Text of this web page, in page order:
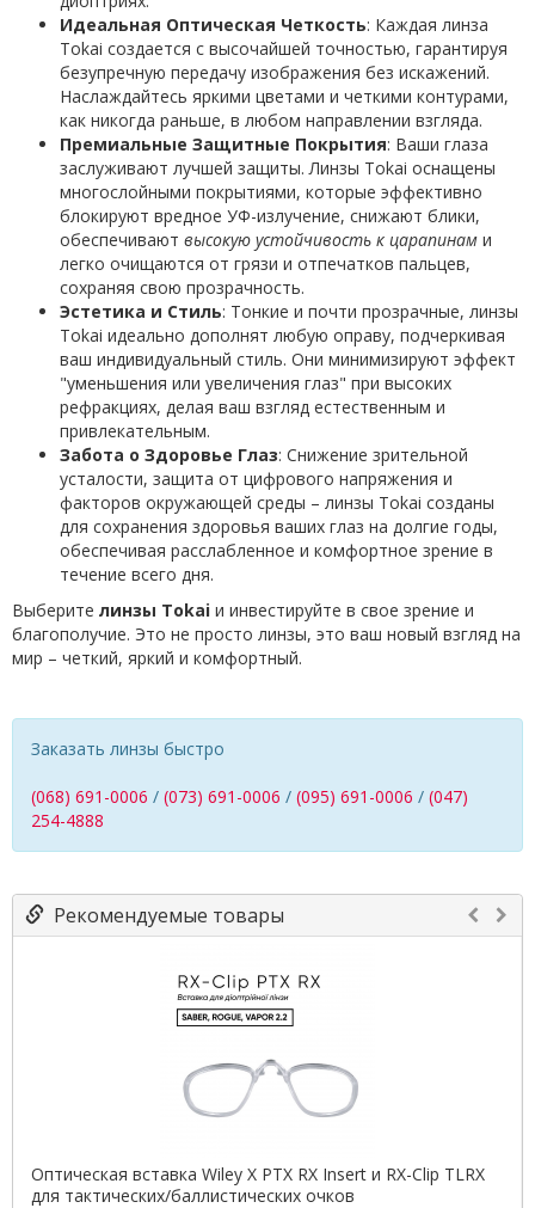
Идеальная Оптическая Четкость: Каждая линза
Tokai создается с высочайшей точностью, гарантируя
безупречную передачу изображения без искажений.
Наслаждайтесь яркими цветами и четкими контурами,
как никогда раньше, в любом направлении взгляда.
Премиальные Защитные Покрытия: Ваши глаза
заслуживают лучшей защиты. Линзы Tokai оснащены
многослойными покрытиями, которые эффективно
блокируют вредное УФ-излучение, снижают блики,
обеспечивают высокую устойчивость к царапинам и
легко очищаются от грязи и отпечатков пальцев,
сохраняя свою прозрачность.
Эстетика и Стиль: Тонкие и почти прозрачные, линзы
Tokai идеально дополнят любую оправу, подчеркивая
ваш индивидуальный стиль. Они минимизируют эффект
"уменьшения или увеличения глаз" при высоких
рефракциях, делая ваш взгляд естественным и
привлекательным.
Забота о Здоровье Глаз: Снижение зрительной
усталости, защита от цифрового напряжения и
факторов окружающей среды – линзы Tokai созданы
для сохранения здоровья ваших глаз на долгие годы,
обеспечивая расслабленное и комфортное зрение в
течение всего дня.
Выберите линзы Tokai и инвестируйте в свое зрение и
благополучие. Это не просто линзы, это ваш новый взгляд на
мир – четкий, яркий и комфортный.
Заказать линзы быстро
(068) 691-0006 / (073) 691-0006 / (095) 691-0006 / (047)
254-4888
Рекомендуемые товары
Оптическая вставка Wiley X PTX RX Insert и RX-Clip TLRX
для тактических/баллистических очков